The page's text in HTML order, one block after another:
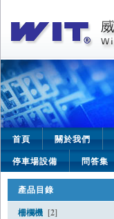
首頁 關於我們
停車場設備
問答集
產品目錄
柵欄機 [2]